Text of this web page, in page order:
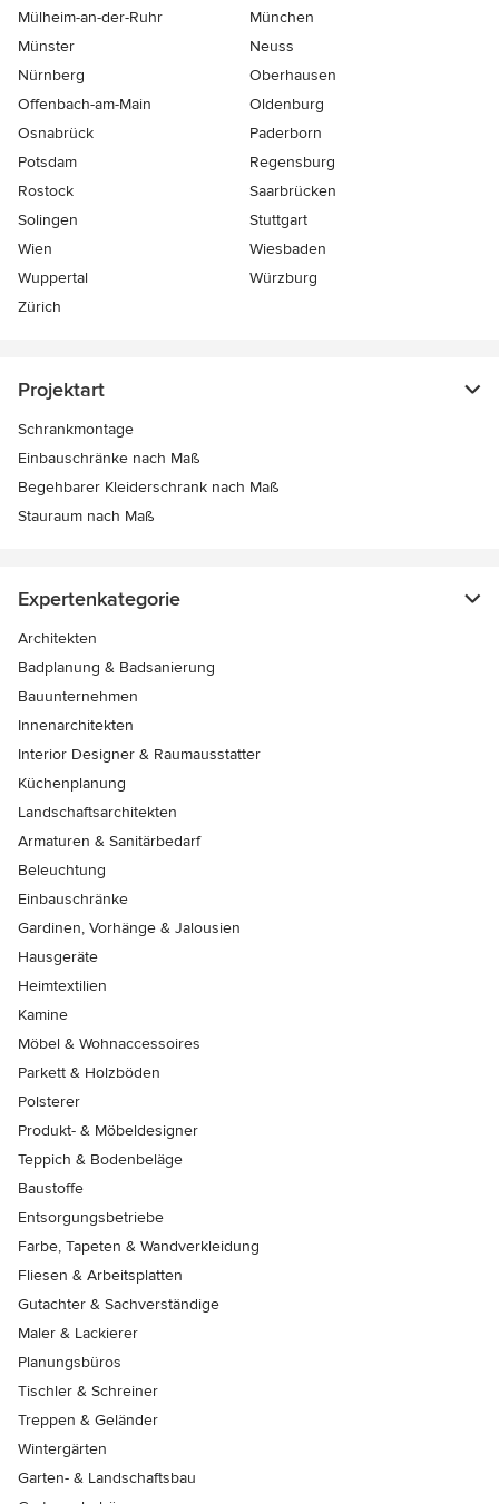
Mülheim-an-der-Ruhr
München
Münster
Neuss
Nürnberg
Oberhausen
Offenbach-am-Main
Oldenburg
Osnabrück
Paderborn
Potsdam
Regensburg
Rostock
Saarbrücken
Solingen
Stuttgart
Wien
Wiesbaden
Wuppertal
Würzburg
Zürich
Projektart
Schrankmontage
Einbauschränke nach Maß
Begehbarer Kleiderschrank nach Maß
Stauraum nach Maß
Expertenkategorie
Architekten
Badplanung & Badsanierung
Bauunternehmen
Innenarchitekten
Interior Designer & Raumausstatter
Küchenplanung
Landschaftsarchitekten
Armaturen & Sanitärbedarf
Beleuchtung
Einbauschränke
Gardinen, Vorhänge & Jalousien
Hausgeräte
Heimtextilien
Kamine
Möbel & Wohnaccessoires
Parkett & Holzböden
Polsterer
Produkt- & Möbeldesigner
Teppich & Bodenbeläge
Baustoffe
Entsorgungsbetriebe
Farbe, Tapeten & Wandverkleidung
Fliesen & Arbeitsplatten
Gutachter & Sachverständige
Maler & Lackierer
Planungsbüros
Tischler & Schreiner
Treppen & Geländer
Wintergärten
Garten- & Landschaftsbau